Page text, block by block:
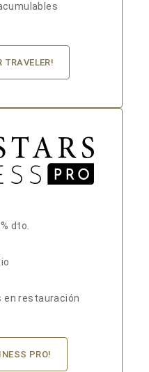
TRAVELER!
dto.
en restauración
PRO!